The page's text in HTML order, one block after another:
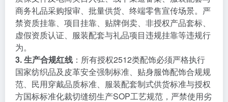
商务礼品采购报审、批量供货、终端零售宣传场景。严
禁资质挂靠、项目挂靠、贴牌倒卖、非授权产品套标、
虚假资质认证、服装配套与礼品项目违规挂靠等违规行
为。
3. 生产合规红线 ：所有授权2512类配饰必须严格执行
国家纺织品及皮革安全强制标准、贴身服饰配饰合规规
范、民用穿戴品质标准、服装配套制式供货标准与授权
方国标标准化裁切缝纫生产SOP工艺规范，严禁使用劣